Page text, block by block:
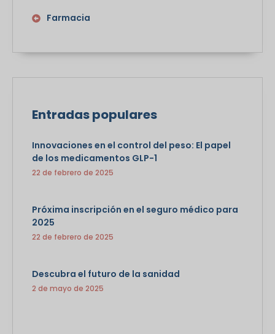
Farmacia
Entradas populares
Innovaciones en el control del peso: El papel
de los medicamentos GLP-1
22 de febrero de 2025
Próxima inscripción en el seguro médico para
2025
22 de febrero de 2025
Descubra el futuro de la sanidad
2 de mayo de 2025